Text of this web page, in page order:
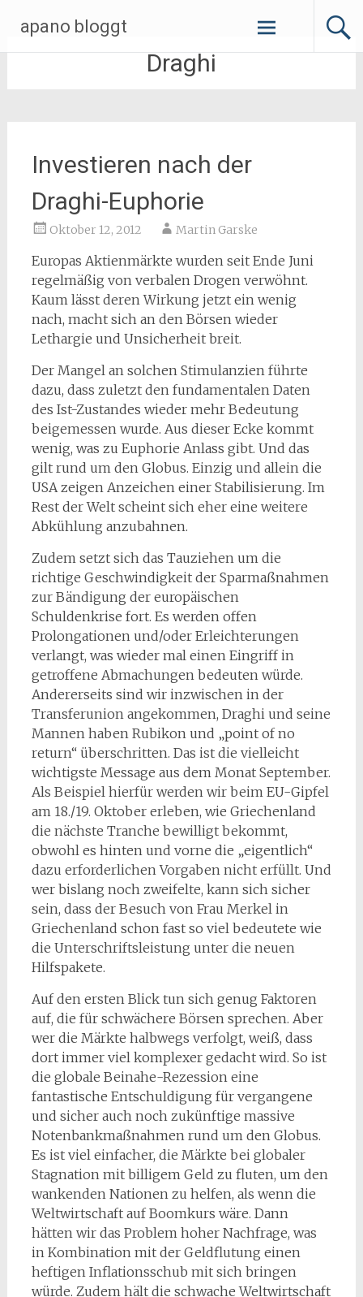
Inhalt
springen
apano bloggt
Draghi
Investieren nach der
Draghi-Euphorie
Oktober 12, 2012 Martin Garske
Europas Aktienmärkte wurden seit Ende Juni
regelmäßig von verbalen Drogen verwöhnt.
Kaum lässt deren Wirkung jetzt ein wenig
nach, macht sich an den Börsen wieder
Lethargie und Unsicherheit breit.
Der Mangel an solchen Stimulanzien führte
dazu, dass zuletzt den fundamentalen Daten
des Ist-Zustandes wieder mehr Bedeutung
beigemessen wurde. Aus dieser Ecke kommt
wenig, was zu Euphorie Anlass gibt. Und das
gilt rund um den Globus. Einzig und allein die
USA zeigen Anzeichen einer Stabilisierung. Im
Rest der Welt scheint sich eher eine weitere
Abkühlung anzubahnen.
Zudem setzt sich das Tauziehen um die
richtige Geschwindigkeit der Sparmaßnahmen
zur Bändigung der europäischen
Schuldenkrise fort. Es werden offen
Prolongationen und/oder Erleichterungen
verlangt, was wieder mal einen Eingriff in
getroffene Abmachungen bedeuten würde.
Andererseits sind wir inzwischen in der
Transferunion angekommen, Draghi und seine
Mannen haben Rubikon und „point of no
return“ überschritten. Das ist die vielleicht
wichtigste Message aus dem Monat September.
Als Beispiel hierfür werden wir beim EU-Gipfel
am 18./19. Oktober erleben, wie Griechenland
die nächste Tranche bewilligt bekommt,
obwohl es hinten und vorne die „eigentlich“
dazu erforderlichen Vorgaben nicht erfüllt. Und
wer bislang noch zweifelte, kann sich sicher
sein, dass der Besuch von Frau Merkel in
Griechenland schon fast so viel bedeutete wie
die Unterschriftsleistung unter die neuen
Hilfspakete.
Auf den ersten Blick tun sich genug Faktoren
auf, die für schwächere Börsen sprechen. Aber
wer die Märkte halbwegs verfolgt, weiß, dass
dort immer viel komplexer gedacht wird. So ist
die globale Beinahe-Rezession eine
fantastische Entschuldigung für vergangene
und sicher auch noch zukünftige massive
Notenbankmaßnahmen rund um den Globus.
Es ist viel einfacher, die Märkte bei globaler
Stagnation mit billigem Geld zu fluten, um den
wankenden Nationen zu helfen, als wenn die
Weltwirtschaft auf Boomkurs wäre. Dann
hätten wir das Problem hoher Nachfrage, was
in Kombination mit der Geldflutung einen
heftigen Inflationsschub mit sich bringen
würde. Zudem hält die schwache Weltwirtschaft